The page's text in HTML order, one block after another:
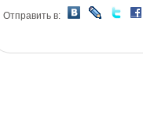
Отправить в: